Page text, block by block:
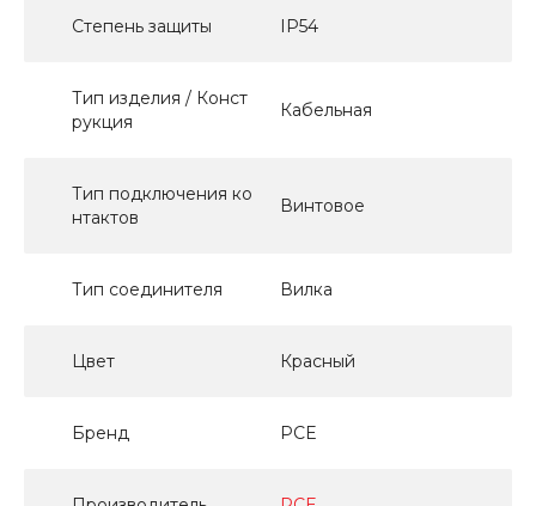
Степень защиты IP54
Тип изделия / Конст
рукция
Кабельная
Тип подключения ко
нтактов
Винтовое
Тип соединителя Вилка
Цвет Красный
Бренд PCE